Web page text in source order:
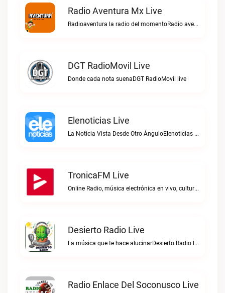
Radio Aventura Mx Live
Radioaventura la radio del momentoRadio aventura mx live
DGT RadioMovil Live
Donde cada nota suenaDGT RadioMovil live
Elenoticias Live
La Noticia Vista Desde Otro ÁnguloElenoticias live
TronicaFM Live
Online Radio, música electrónica en vivo, cultura electrónica, Top 10 semanal, videos, descargasTronicaFM live
Desierto Radio Live
La música que te hace alucinarDesierto Radio live
Radio Enlace Del Soconusco Live